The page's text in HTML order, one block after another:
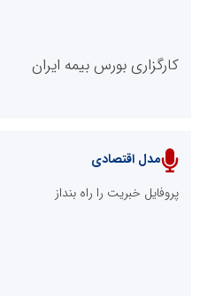
پایگاه خبری نهضت ملی مسکن
کارگزاری بورس بیمه ایران
مدل اقتصادی
پروفایل خبریت را راه بنداز